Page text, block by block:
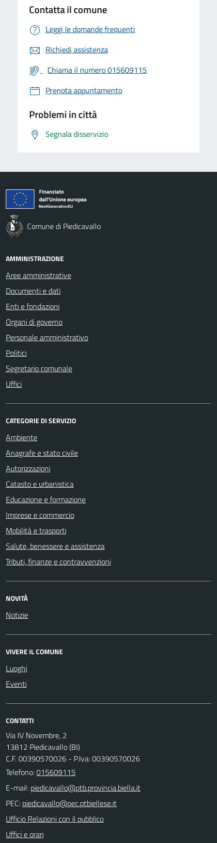
Contatta il comune
Leggi le domande frequenti
Richiedi assistenza
Chiama il numero 015609115
Prenota appuntamento
Problemi in città
Segnala disservizio
Comune di Piedicavallo
AMMINISTRAZIONE
Aree amministrative
Documenti e dati
Enti e fondazioni
Organi di governo
Personale amministrativo
Politici
Segretario comunale
Uffici
CATEGORIE DI SERVIZIO
Ambiente
Anagrafe e stato civile
Autorizzazioni
Catasto e urbanistica
Educazione e formazione
Imprese e commercio
Mobilità e trasporti
Salute, benessere e assistenza
Tributi, finanze e contravvenzioni
NOVITÀ
Notizie
VIVERE IL COMUNE
Luoghi
Eventi
CONTATTI
Via IV Novembre, 2
13812 Piedicavallo (BI)
C.F. 00390570026 - P.Iva: 00390570026
Telefono:015609115
E-mail:
PEC:
Ufficio Relazioni con il pubblico
Uffici e orari